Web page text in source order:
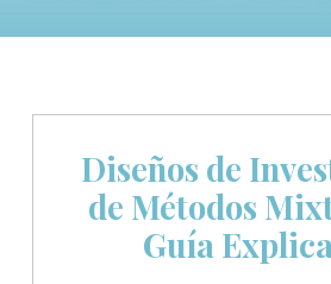
Diseños de
de Métodos
Guía